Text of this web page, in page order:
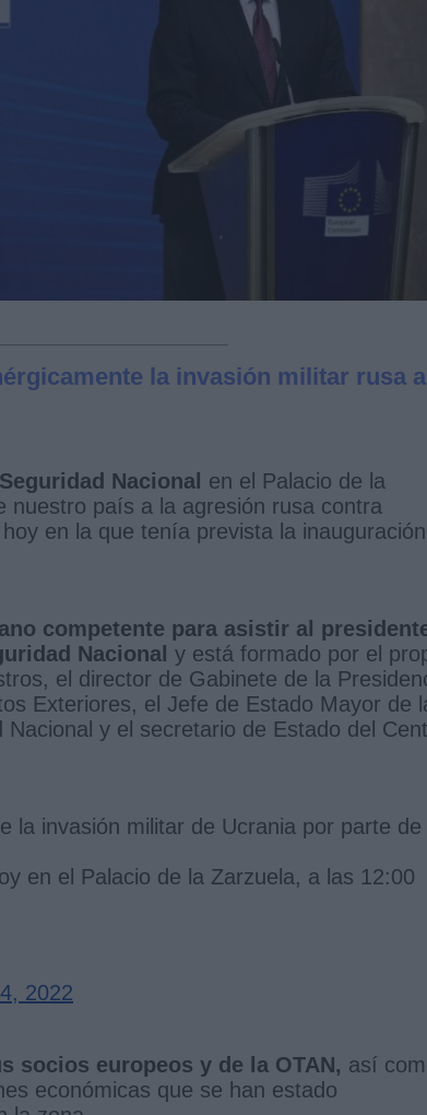
la invasión militar rusa a
Nacional en el Palacio de la
nuestro país a la agresión rusa contra
en la que tenía prevista la inauguración
competente para asistir al
Nacional y está formado por el
el director de Gabinete de la
Exteriores, el Jefe de Estado Mayor de
y el secretario de Estado del
la invasión militar de Ucrania por parte de
en el Palacio de la Zarzuela, a las 12:00
2022
socios europeos y de la OTAN, así
económicas que se han estado